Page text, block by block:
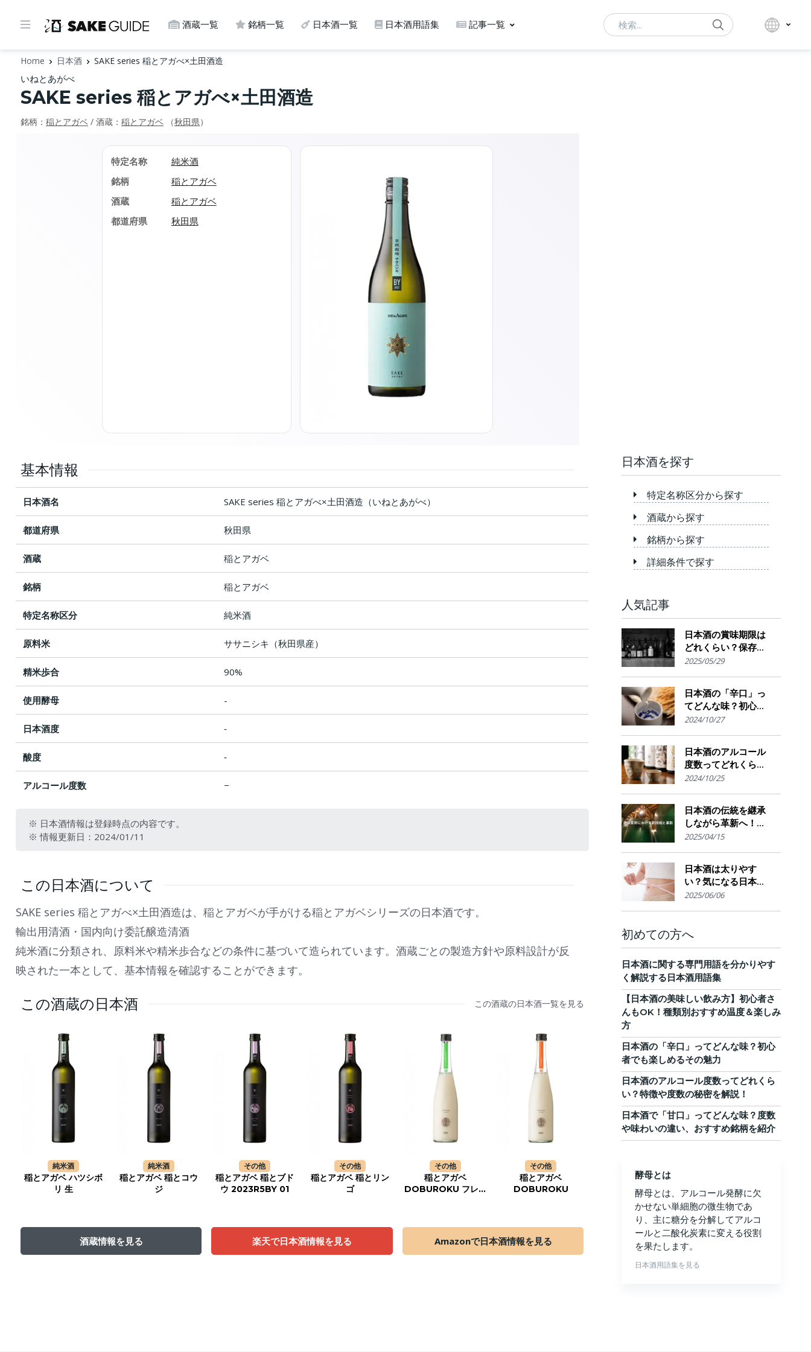
酒蔵一覧 銘柄一覧 日本酒一覧 日本酒用語集 記事一覧 Search
Home 日本酒 SAKE series 稲とアガべ×土田酒造
いねとあがべ
SAKE series 稲とアガべ×土田酒造
銘柄： 稲とアガベ / 酒蔵： ​​稲とアガベ （秋田県）
特定名称
純米酒
銘柄
稲とアガベ
酒蔵
​​稲とアガベ
都道府県
秋田県
基本情報
日本酒名 SAKE series 稲とアガべ×土田酒造（いねとあがべ）
都道府県 秋田県
酒蔵 ​​稲とアガベ
銘柄 稲とアガベ
特定名称区分 純米酒
原料米 ササニシキ（秋田県産）
精米歩合 90%
使用酵母 -
日本酒度 ‐
酸度 ‐
アルコール度数 −
※ 日本酒情報は登録時点の内容です。
※ 情報更新日：2024/01/11
この日本酒について
SAKE series 稲とアガべ×土田酒造は、​​稲とアガベが手がける稲とアガベシリーズの日本酒です。
輸出用清酒・国内向け委託醸造清酒
純米酒に分類され、原料米や精米歩合などの条件に基づいて造られています。酒蔵ごとの製造方針や原料設計が反
映された一本として、基本情報を確認することができます。
この酒蔵の日本酒 この酒蔵の日本酒一覧を見る
純米酒
稲とアガベ ハツシボ
リ 生
純米酒
稲とアガベ 稲とコウ
ジ
その他
稲とアガベ 稲とブド
ウ 2023R5BY 01
その他
稲とアガベ 稲とリン
ゴ
その他
稲とアガベ
DOBUROKU フレン
その他
稲とアガベ
DOBUROKU
酒蔵情報を見る 楽天で日本酒情報を見る Amazonで日本酒情報を見る
日本酒を探す
特定名称区分から探す
酒蔵から探す
銘柄から探す
詳細条件で探す
人気記事
日本酒の賞味期限は
どれくらい？保存場
所のポイント
2025/05/29
日本酒の「辛口」っ
てどんな味？初心者
でも楽しめるその魅
2024/10/27
日本酒のアルコール
度数ってどれくら
い？特徴や度数の秘
2024/10/25
日本酒の伝統を継承
しながら革新へ！
AI・IoTが実現する革
の未来展望
2025/04/15
日本酒は太りやす
い？気になる日本酒
のカロリーと糖質。
2025/06/06
初めての方へ
日本酒に関する専門用語を分かりやす
く解説する日本酒用語集
【日本酒の美味しい飲み方】初心者さ
んもOK！種類別おすすめ温度＆楽しみ
方
日本酒の「辛口」ってどんな味？初心
者でも楽しめるその魅力
日本酒のアルコール度数ってどれくら
い？特徴や度数の秘密を解説！
日本酒で「甘口」ってどんな味？度数
や味わいの違い、おすすめ銘柄を紹介
酵母とは
酵母とは、アルコール発酵に欠
かせない単細胞の微生物であ
り、主に糖分を分解してアルコ
ールと二酸化炭素に変える役割
を果たします。
日本酒用語集を見る